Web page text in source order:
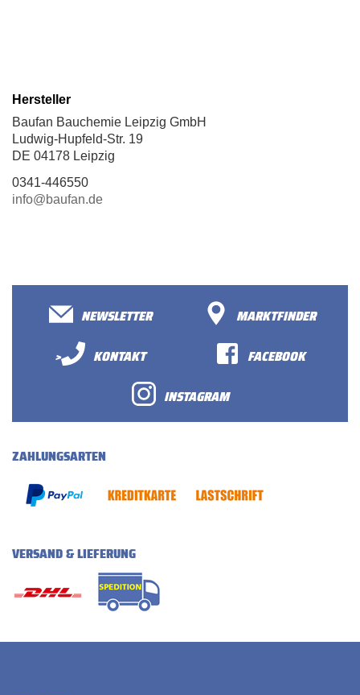
Hersteller
Baufan Bauchemie Leipzig GmbH
Ludwig-Hupfeld-Str. 19
DE 04178 Leipzig
0341-446550
info@baufan.de
NEWSLETTER
MARKTFINDER
>
KONTAKT
FACEBOOK
INSTAGRAM
ZAHLUNGSARTEN
VERSAND & LIEFERUNG